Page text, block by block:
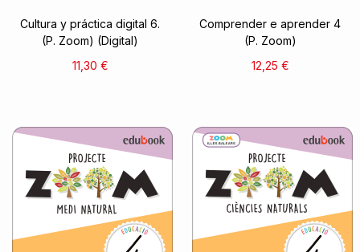
Cultura y práctica digital 6.
(P. Zoom) (Digital)
11,30 €
Comprender e aprender 4
(P. Zoom)
12,25 €